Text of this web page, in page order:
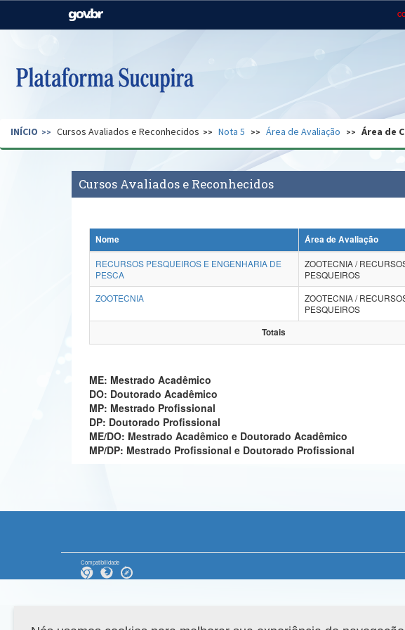
Casa Civil
Pecuária e Abastecimento
Ministério do
Regional
Secretaria de Governo Gabinete de Segurança Advocacia-Geral
INÍCIO Cursos Avaliados e Reconhecidos Nota 5 Área de Avaliação Área de
Cursos Avaliados e Reconhecidos
Nome
Área de Avaliação
RECURSOS PESQUEIROS E ENGENHARIA DE
PESCA
ZOOTECNIA /
PESQUEIROS
ZOOTECNIA
ZOOTECNIA /
PESQUEIROS
Totais
ME: Mestrado Acadêmico
DO: Doutorado Acadêmico
MP: Mestrado Profissional
DP: Doutorado Profissional
ME/DO: Mestrado Acadêmico e Doutorado Acadêmico
MP/DP: Mestrado Profissional e Doutorado Profissional
Compatibilidade